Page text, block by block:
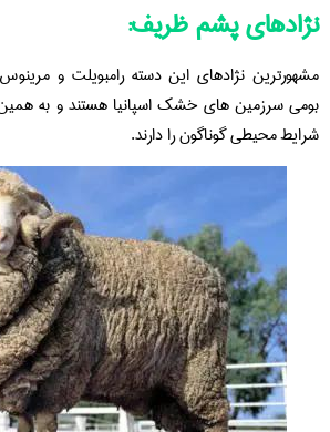
نژادهای پشم ظریف:
مشهورترین نژادهای این دسته رامبویلت و
بومی سرزمین های خشک اسپانیا هستند و به همین
شرایط محیطی گوناگون را دارند.